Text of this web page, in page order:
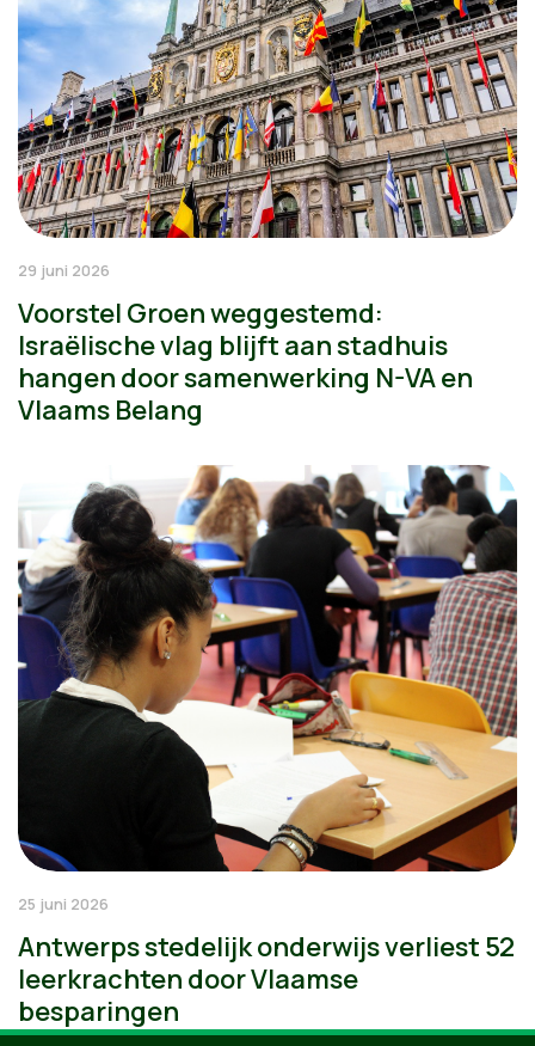
29 juni 2026
Voorstel Groen weggestemd:
Israëlische vlag blijft aan stadhuis
hangen door samenwerking N-VA en
Vlaams Belang
25 juni 2026
Antwerps stedelijk onderwijs verliest 52
leerkrachten door Vlaamse
besparingen